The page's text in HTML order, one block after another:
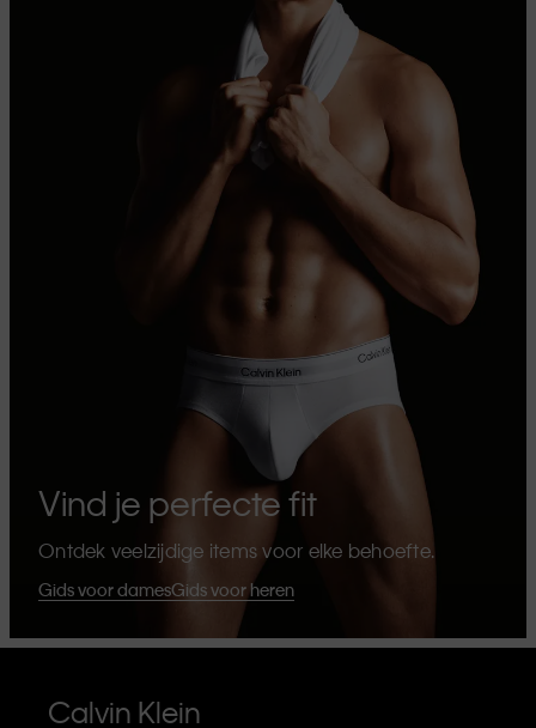
Vind je perfecte fit
Ontdek veelzijdige items voor elke behoefte.
Gids voor damesGids voor heren
Calvin Klein